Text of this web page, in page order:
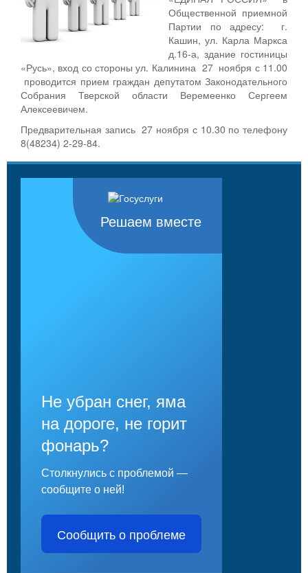
Общественной приемной
Партии по адресу: г.
Кашин, ул. Карла Маркса
д.16-а, здание гостиницы
«Русь», вход со стороны ул. Калинина 27 ноября с 11.00
проводится прием граждан депутатом Законодательного
Собрания Тверской области Веремеенко Сергеем
Алексеевичем.
Предварительная запись 27 ноября с 10.30 по телефону
8(48234) 2-29-84.
Решаем вместе
Не убран снег, яма
на дороге, не горит
фонарь?
Столкнулись с проблемой —
сообщите о ней!
Сообщить о проблеме